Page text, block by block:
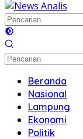
Beranda
Nasional
Lampung
Ekonomi
Politik